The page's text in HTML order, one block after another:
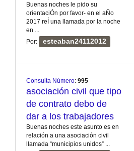
Buenas noches le pido su
orientaciÓn por favor- en el aÑo
2017 reÍ una llamada por la noche
en ...
Por:
esteaban24112012
Consulta Número: 995
asociación civil que tipo
de contrato debo de
dar a los trabajadores
Buenas noches este asunto es en
relación a una asociación civil
llamada “municipios unidos” ...